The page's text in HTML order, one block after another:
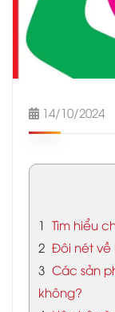
14/10/2024
1 Tìm hiểu
2 Đôi nét về
3 Các sản
không?